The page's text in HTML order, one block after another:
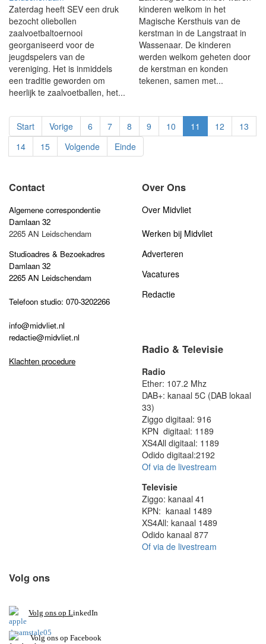
Zaterdag heeft SEV een druk
bezocht oliebollen
zaalvoetbaltoernooi
georganiseerd voor de
jeugdspelers van de
vereniging. Het is inmiddels
een traditie geworden om
heerlijk te zaalvoetballen, het...
kinderen welkom in het
Magische Kersthuis van de
kerstman in de Langstraat in
Wassenaar. De kinderen
werden welkom geheten door
de kerstman en konden
tekenen, samen met...
Start Vorige 6 7 8 9 10 11 12
13
14
15 Volgende Einde
Contact
Algemene correspondentie
Damlaan 32
2265 AN Leidschendam
Studioadres & Bezoekadres
Damlaan 32
2265 AN Leidschendam
Telefoon studio: 070-3202266
info@midvliet.nl
redactie@midvliet.nl
Klachten procedure
Over Ons
Over Midvliet
Werken bij Midvliet
Adverteren
Vacatures
Redactie
Radio & Televisie
Radio
Ether: 107.2 Mhz
DAB+: kanaal 5C (DAB lokaal
33)
Ziggo digitaal: 916
KPN digitaal: 1189
XS4All digitaal: 1189
Odido digitaal:2192
Of via de livestream
Televisie
Ziggo: kanaal 41
KPN: kanaal 1489
XS4All: kanaal 1489
Odido kanaal 877
Of via de livestream
Volg ons
Volg ons op LinkedIn
Volg ons op Facebook